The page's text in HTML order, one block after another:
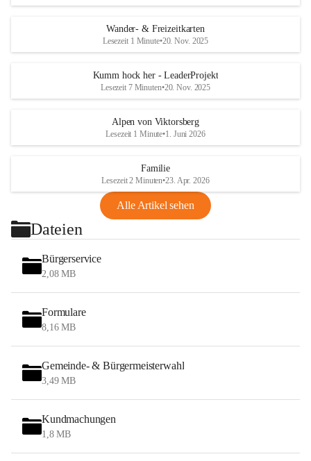
Wander- & Freizeitkarten
Lesezeit 1 Minute•20. Nov. 2025
Kumm hock her - LeaderProjekt
Lesezeit 7 Minuten•20. Nov. 2025
Alpen von Viktorsberg
Lesezeit 1 Minute•1. Juni 2026
Familie
Lesezeit 2 Minuten•23. Apr. 2026
Alle Artikel sehen
Dateien
Bürgerservice
2,08 MB
Formulare
8,16 MB
Gemeinde- & Bürgermeisterwahl
3,49 MB
Kundmachungen
1,8 MB